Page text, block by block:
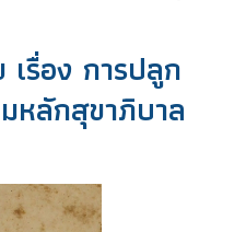
รื่อง การปลูก
หลักสุขาภิบาล